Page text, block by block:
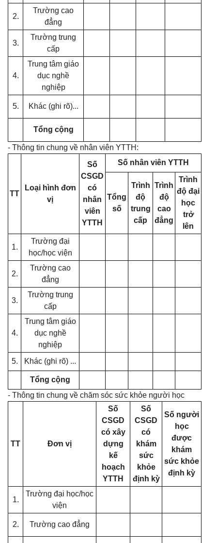
2.
Trường cao
đẳng
3.
Trường trung
cấp
4.
Trung tâm giáo
dục nghề
nghiệp
5. Khác (ghi rõ)...
Tổng cộng
- Thông tin chung về nhân viên YTTH:
TT
Loại hình đơn
vị
Số
CSGD
có
nhân
viên
YTTH
Số nhân viên YTTH
Tổng
số
Trình
độ
trung
cấp
Trình
độ
cao
đẳng
Trình
độ đại
học
trở
lên
1.
Trường đại
học/học viện
2.
Trường cao
đẳng
3.
Trường trung
cấp
4.
Trung tâm giáo
dục nghề
nghiệp
5.
Khác (ghi rõ) ...
Tổng cộng
- Thông tin chung về chăm sóc sức khỏe người học
TT Đơn vị
Số
CSGD
có xây
dựng
kế
hoạch
YTTH
Số
CSGD
có
khám
sức
khỏe
định kỳ
Số người
học
được
khám
sức khỏe
định kỳ
1.
Trường đại học/học
viện
2. Trường cao đẳng